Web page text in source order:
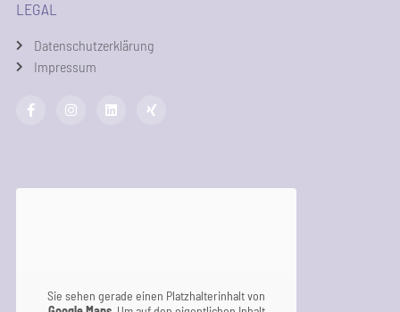
LEGAL
Datenschutzerklärung
Impressum
Sie sehen gerade einen Platzhalterinhalt von